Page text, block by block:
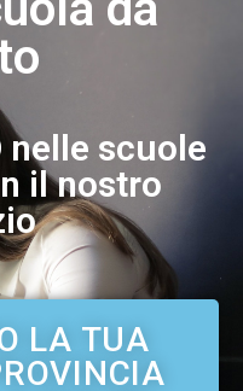
nelle scuole
il nostro
LA TUA